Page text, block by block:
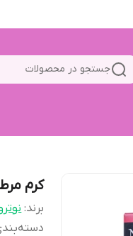
جستجو در محصولات
کرم
برند: